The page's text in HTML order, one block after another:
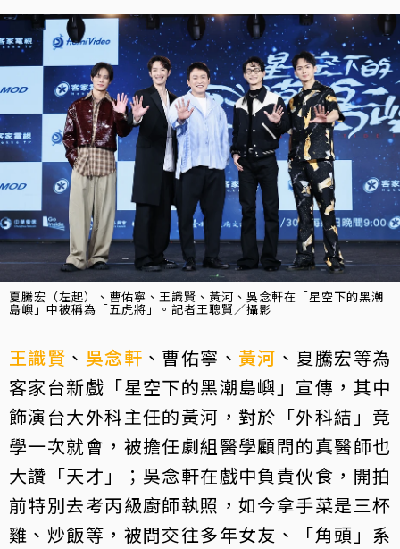
夏騰宏（左起）、曹佑寧、王識賢、黃河、吳念軒在「星空下的黑潮
島嶼」中被稱為「五虎將」。記者王聰賢／攝影
王識賢 、 吳念軒 、曹佑寧、 黃河 、夏騰宏等為
客家台新戲「星空下的黑潮島嶼」宣傳，其中
飾演台大外科主任的黃河，對於「外科結」竟
學一次就會，被擔任劇組醫學顧問的真醫師也
大讚「天才」；吳念軒在戲中負責伙食，開拍
前特別去考丙級廚師執照，如今拿手菜是三杯
雞、炒飯等，被問交往多年女友、「角頭」系